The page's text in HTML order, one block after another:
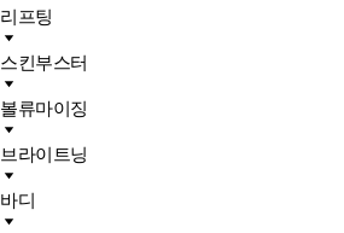
리프팅
스킨부스터
볼류마이징
브라이트닝
바디